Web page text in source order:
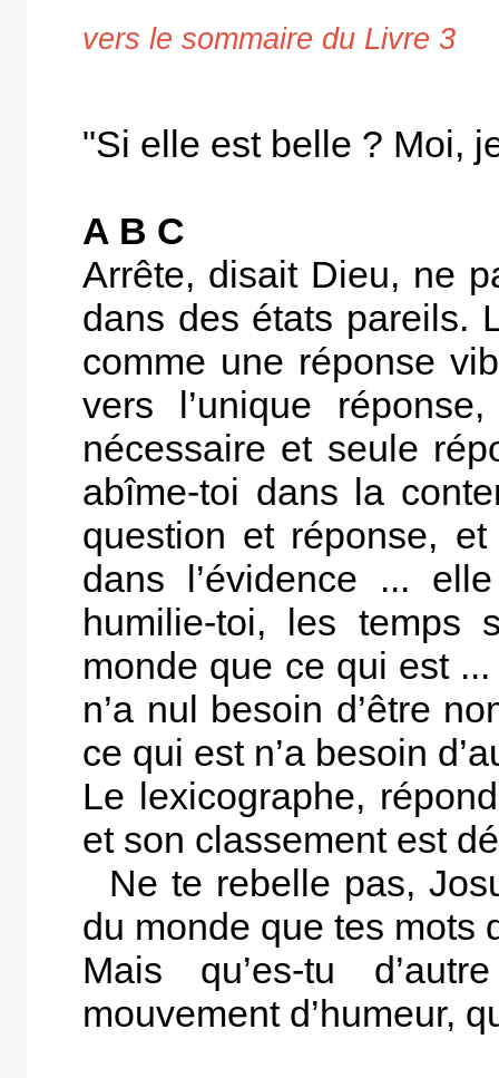
vers le sommaire du Livre 3
"Si elle est belle ? Moi,
A B C
Arrête, disait Dieu, ne
dans des états pareils.
comme une réponse
vers l’unique
nécessaire et seule
abîme-toi dans la
question et réponse,
dans l’évidence ...
humilie-toi, les temps
monde que ce qui est
n’a nul besoin d’être
ce qui est n’a besoin
Le lexicographe,
et son classement est
Ne te rebelle pas,
du monde que tes mots
Mais qu’es-tu
mouvement d’humeur,